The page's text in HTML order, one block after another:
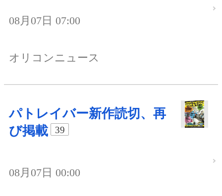
08月07日 07:00
オリコンニュース
パトレイバー新作読切、再
び掲載
39
08月07日 00:00